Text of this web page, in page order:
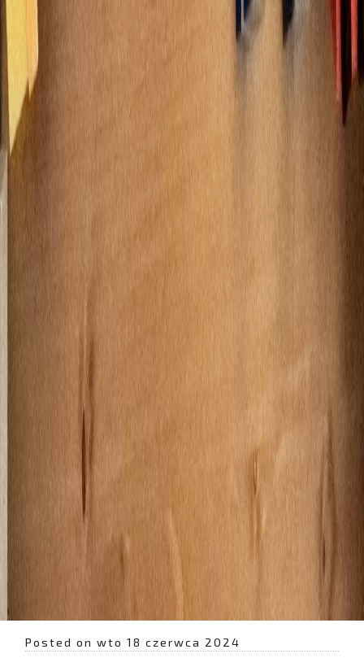
Posted on wto 18 czerwca 2024